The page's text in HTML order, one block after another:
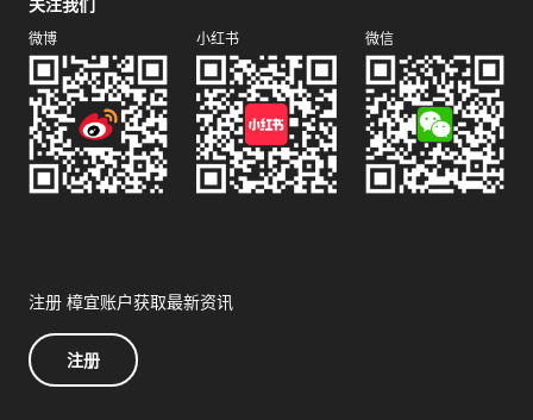
微博 小红书 微信
注册 樟宜账户获取最新资讯
注册